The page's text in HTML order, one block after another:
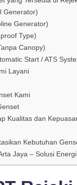
Generator)
Generator)
Type)
Canopy)
Start / ATS
Layani
Kami
Kualitas dan
Kebutuhan
Jaya – Solusi